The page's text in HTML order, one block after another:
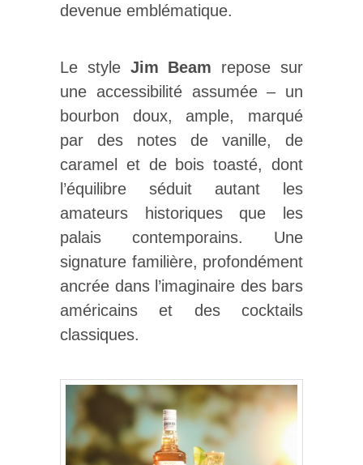
devenue emblématique.
Le style Jim Beam repose sur
une accessibilité assumée – un
bourbon doux, ample, marqué
par des notes de vanille, de
caramel et de bois toasté, dont
l’équilibre séduit autant les
amateurs historiques que les
palais contemporains. Une
signature familière, profondément
ancrée dans l’imaginaire des bars
américains et des cocktails
classiques.